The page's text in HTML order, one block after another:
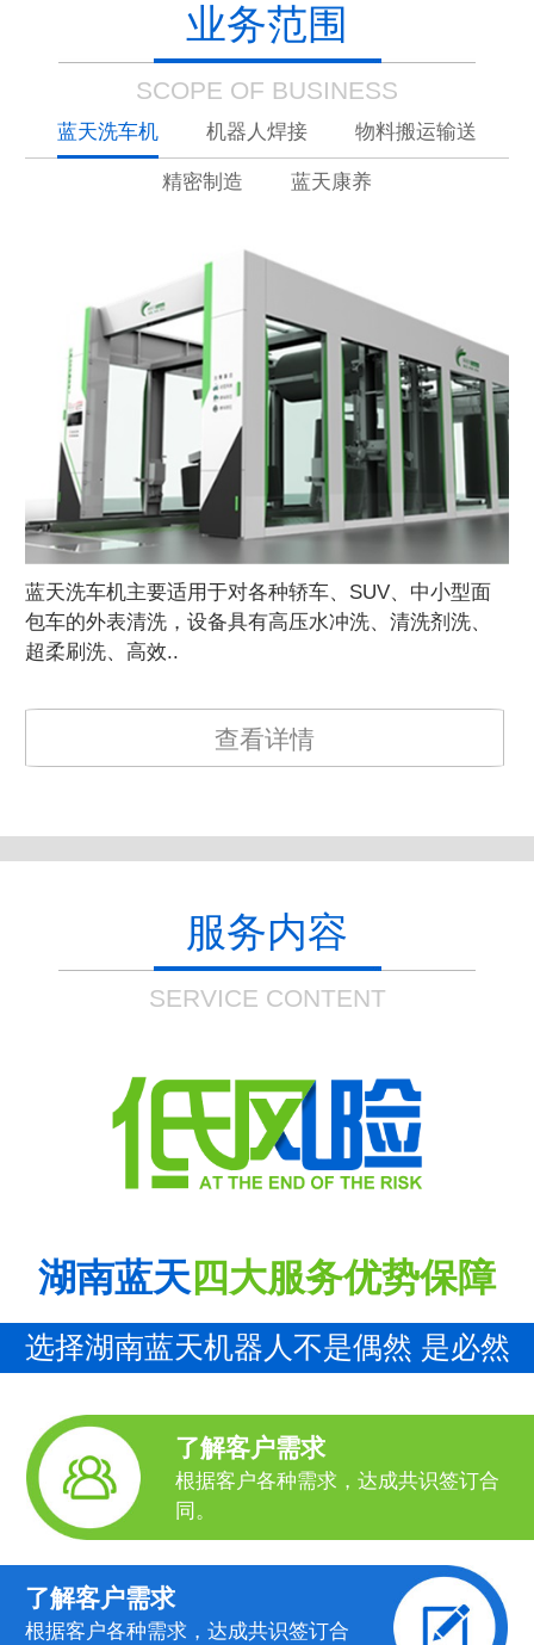
业务范围
SCOPE OF BUSINESS
蓝天洗车机 机器人焊接 物料搬运输送
精密制造 蓝天康养
蓝天洗车机主要适用于对各种轿车、SUV、中小型面
包车的外表清洗，设备具有高压水冲洗、清洗剂洗、
超柔刷洗、高效..
查看详情
服务内容
SERVICE CONTENT
湖南蓝天 四大服务优势保障
选择湖南蓝天机器人不是偶然 是必然
了解客户需求
根据客户各种需求，达成共识签订合
同。
了解客户需求
根据客户各种需求，达成共识签订合